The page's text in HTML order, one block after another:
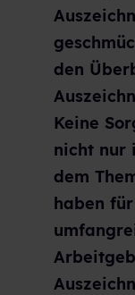
den
Keine
nicht nur
dem
haben